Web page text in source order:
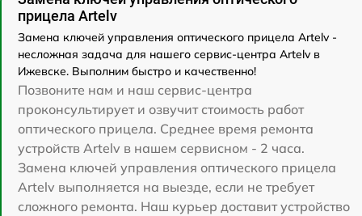
прицела Artelv
Замена ключей управления оптического прицела Artelv -
несложная задача для нашего сервис-центра Artelv в
Ижевске. Выполним быстро и качественно!
Позвоните нам и наш сервис-центра
проконсультирует и озвучит стоимость работ
оптического прицела. Среднее время ремонта
устройств Artelv в нашем сервисном - 2 часа.
Замена ключей управления оптического прицела
Artelv выполняется на выезде, если не требует
сложного ремонта. Наш курьер доставит устройство